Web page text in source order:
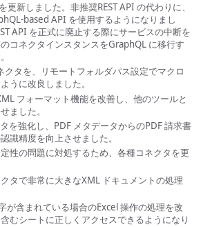
更新しました。非推奨REST API の代わりに、
based API を使用するようになりまし
API を正式に廃止する際にサービスの中断を
コネクタインスタンスをGraphQL に移行す
クタを、リモートフォルダパス設定でマクロ
うに改良しました。
フォーマット機能を改善し、他のツールと
ました。
を強化し、PDF メタデータからのPDF 請求書
識精度を向上させました。
性の問題に対処するため、各種コネクタを更
タで非常に大きなXML ドキュメントの処理
が含まれている場合のExcel 操作の処理を改
むシートに正しくアクセスできるようになり